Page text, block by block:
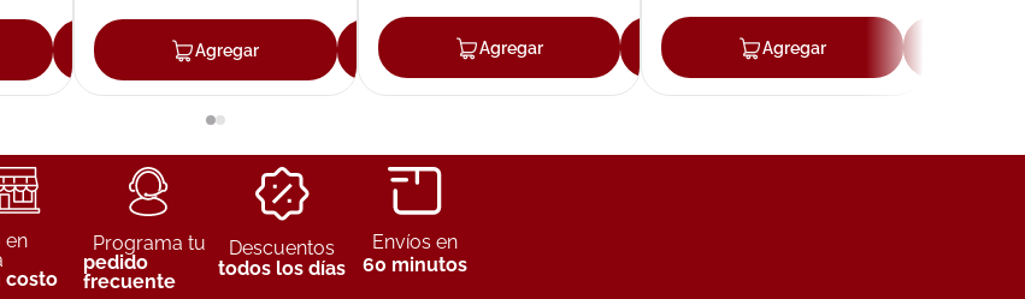
AgregarAgregar AgregarAgregar AgregarAgregar
en
costo
Programa tu
pedido
frecuente
Descuentos
todos los días
Envíos en
60 minutos